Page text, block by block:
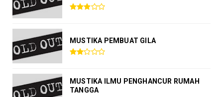
MUSTIKA PEMBUAT GILA
MUSTIKA ILMU PENGHANCUR RUMAH
TANGGA